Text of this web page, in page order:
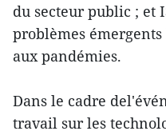
du secteur public ; et
problèmes
aux pandémies.
Dans le cadre
travail sur les